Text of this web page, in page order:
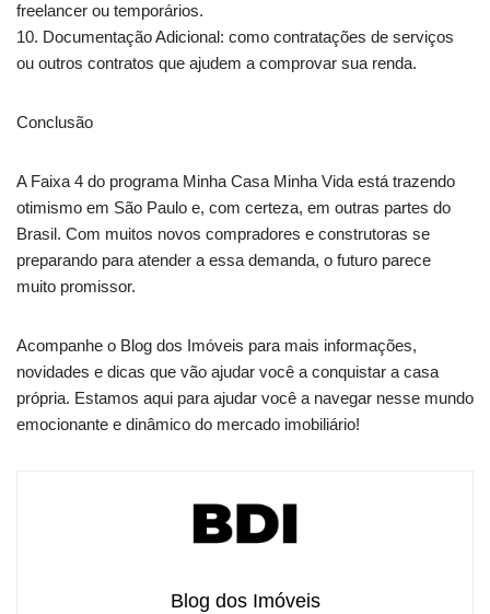
freelancer ou temporários.
10. Documentação Adicional: como contratações de serviços
ou outros contratos que ajudem a comprovar sua renda.
Conclusão
A Faixa 4 do programa Minha Casa Minha Vida está trazendo
otimismo em São Paulo e, com certeza, em outras partes do
Brasil. Com muitos novos compradores e construtoras se
preparando para atender a essa demanda, o futuro parece
muito promissor.
Acompanhe o Blog dos Imóveis para mais informações,
novidades e dicas que vão ajudar você a conquistar a casa
própria. Estamos aqui para ajudar você a navegar nesse mundo
emocionante e dinâmico do mercado imobiliário!
Blog dos Imóveis